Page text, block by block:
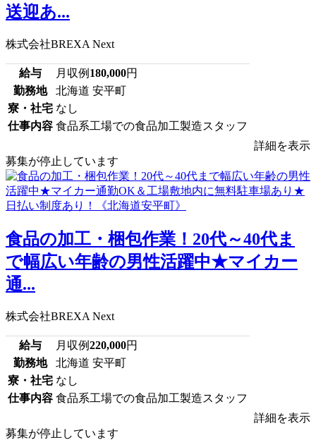
送迎あ...
株式会社BREXA Next
給与 月収例 180,000円
勤務地
北海道 安平町
寮・社宅 なし
仕事内容 食品系工場での食品加工製造スタッフ
詳細を表示
募集が停止しています
食品の加工・梱包作業！20代～40代ま
で幅広い年齢の男性活躍中★マイカー
通...
株式会社BREXA Next
給与 月収例220,000円
勤務地
北海道 安平町
寮・社宅 なし
仕事内容 食品系工場での食品加工製造スタッフ
詳細を表示
募集が停止しています